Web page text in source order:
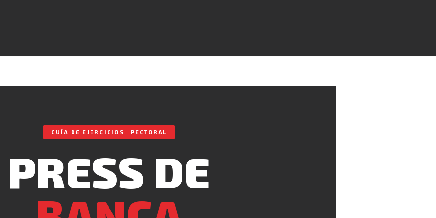
GUÍA DE EJERCICIOS · PECTORAL
PRESS DE